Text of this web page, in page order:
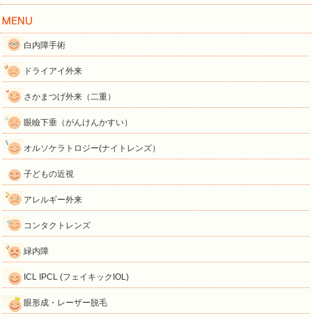
白内障手術
ドライアイ外来
さかまつげ外来（二重）
眼瞼下垂（がんけんかすい）
オルソケラトロジー(ナイトレンズ）
子どもの近視
アレルギー外来
コンタクトレンズ
緑内障
ICL IPCL (フェイキックIOL)
眼形成・レーザー脱毛